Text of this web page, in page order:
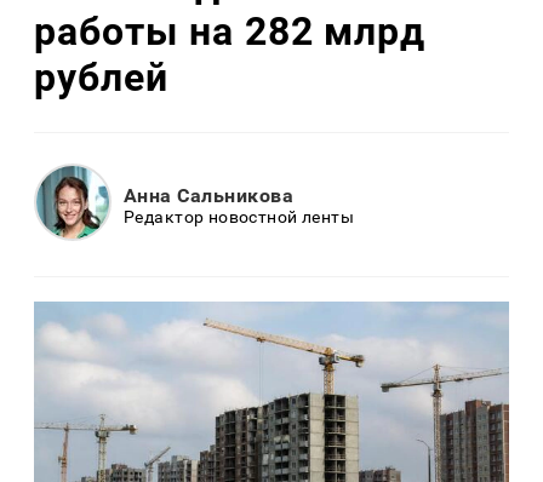
работы на 282 млрд
рублей
Анна Сальникова
Редактор новостной ленты